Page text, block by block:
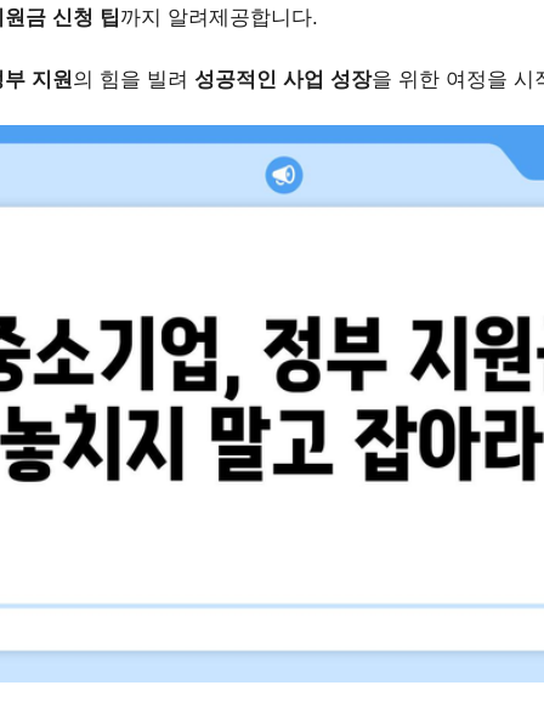
원금 신청 팁까지 알려제공합니다.
지원 의 힘을 빌려 성공적인 사업 성장을 위한 여정을 시